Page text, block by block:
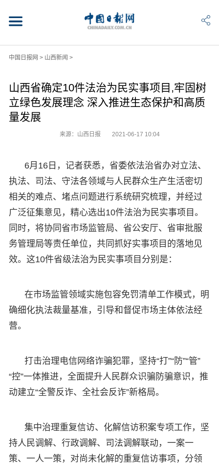
中国日报网 > 山西新闻 >
山西省确定10件法治为民实事项目,牢固树
立绿色发展理念 深入推进生态保护和高质
量发展
来源：山西日报 2021-06-17 10:04
6月16日，记者获悉，省委依法治省办对立法、
执法、司法、守法各领域与人民群众生产生活密切
相关的难点、堵点问题进行系统研究梳理，并经过
广泛征集意见，精心选出10件法治为民实事项目。
同时，将协同省市场监管局、省公安厅、省审批服
务管理局等责任单位，共同抓好实事项目的落地见
效。这10件省级法治为民实事项目分别是：
在市场监管领域实施包容免罚清单工作模式，明
确细化执法裁量基准，引导和督促市场主体依法经
营。
打击治理电信网络诈骗犯罪，坚持“打”“防”“管”
“控”一体推进，全面提升人民群众识骗防骗意识，推
动建立“全警反诈、全社会反诈”新格局。
集中治理重复信访、化解信访积案专项工作，坚
持人民调解、行政调解、司法调解联动，一案一
策、一人一策，对尚未化解的重复信访事项，分领